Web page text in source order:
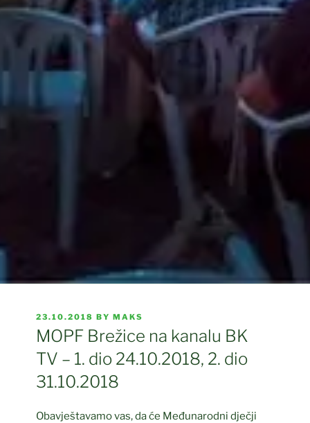
POSTED
ON
23.10.2018 BYMAKS
MOPF Brežice na kanalu BK
TV – 1. dio 24.10.2018, 2. dio
31.10.2018
Obavještavamo vas, da će Međunarodni dječji